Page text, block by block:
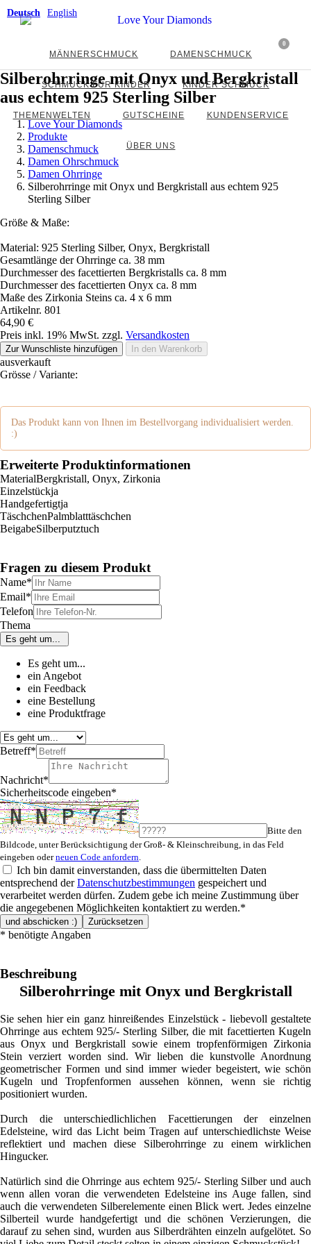
Deutsch English
MÄNNERSCHMUCK DAMENSCHMUCK
SCHMUCK FÜR KINDER KINDER SCHMUCK
THEMENWELTEN GUTSCHEINE KUNDENSERVICE
ÜBER UNS
0
Silberohrringe mit Onyx und Bergkristall
aus echtem 925 Sterling Silber
Love Your Diamonds
Produkte
Damenschmuck
Damen Ohrschmuck
Damen Ohrringe
Silberohrringe mit Onyx und Bergkristall aus echtem 925
Sterling Silber
Größe & Maße:
Material: 925 Sterling Silber, Onyx, Bergkristall
Gesamtlänge der Ohrringe ca. 38 mm
Durchmesser des facettierten Bergkristalls ca. 8 mm
Durchmesser des facettierten Onyx ca. 8 mm
Maße des Zirkonia Steins ca. 4 x 6 mm
Artikelnr. 801
64,90 €
Preis inkl. 19% MwSt. zzgl. Versandkosten
Zur Wunschliste hinzufügen In den Warenkorb
ausverkauft
Grösse / Variante:
Das Produkt kann von Ihnen im Bestellvorgang individualisiert werden.
:)
Erweiterte Produktinformationen
MaterialBergkristall, Onyx, Zirkonia
Einzelstückja
Handgefertigtja
TäschchenPalmblatttäschchen
BeigabeSilberputztuch
Fragen zu diesem Produkt
Name*
Email*
Telefon
Thema
Es geht um...
Es geht um...
ein Angebot
ein Feedback
eine Bestellung
eine Produktfrage
Betreff*
Nachricht*
Sicherheitscode eingeben*
Bitte den
Bildcode, unter Berücksichtigung der Groß- & Kleinschreibung, in das Feld
eingeben oderneuen Code anfordern.
Ich bin damit einverstanden, dass die übermittelten Daten
entsprechend derDatenschutzbestimmungen gespeichert und
verarbeitet werden dürfen. Zudem gebe ich meine Zustimmung über
die angegebenen Möglichkeiten kontaktiert zu werden.*
und abschicken :) Zurücksetzen
* benötigte Angaben
Beschreibung
Silberohrringe mit Onyx und Bergkristall
Sie sehen hier ein ganz hinreißendes Einzelstück - liebevoll gestaltete
Ohrringe aus echtem 925/- Sterling Silber, die mit facettierten Kugeln
aus Onyx und Bergkristall sowie einem tropfenförmigen Zirkonia
Stein verziert worden sind. Wir lieben die kunstvolle Anordnung
geometrischer Formen und sind immer wieder begeistert, wie schön
Kugeln und Tropfenformen aussehen können, wenn sie richtig
positioniert wurden.
Durch die unterschiedlichlichen Facettierungen der einzelnen
Edelsteine, wird das Licht beim Tragen auf unterschiedlichste Weise
reflektiert und machen diese Silberohrringe zu einem wirklichen
Hingucker.
Natürlich sind die Ohrringe aus echtem 925/- Sterling Silber und auch
wenn allen voran die verwendeten Edelsteine ins Auge fallen, sind
auch die verwendeten Silberelemente einen Blick wert. Jedes einzelne
Silberteil wurde handgefertigt und die schönen Verzierungen, die
darauf zu sehen sind, wurden aus Silberdrähten einzeln aufgelötet. So